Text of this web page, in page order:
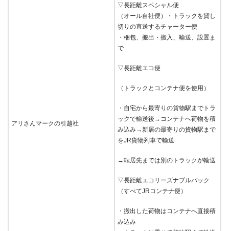
アリさんマークの引越社
▽長距離スペシャル便
（オール自社便）
・トラックを貸し
切りの直送するチャーター便
・梱包、搬出・搬入、輸送、設置ま
で
▽長距離エコ便
（トラックとコンテナ便を使用）
・自宅から最寄りの貨物駅までトラ
ックで輸送後→コンテナへ荷物を積
み込み→新居の最寄りの貨物駅まで
をJR貨物列車で輸送
→転居先までは別のトラックが輸送
▽長距離エコリーズナブルパック
（すべてJRコンテナ便）
・搬出した荷物はコンテナへ直接積
み込み